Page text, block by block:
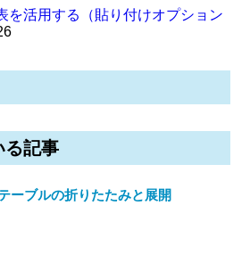
を活用する（貼り付けオプション
る記事
ーブルの折りたたみと展開